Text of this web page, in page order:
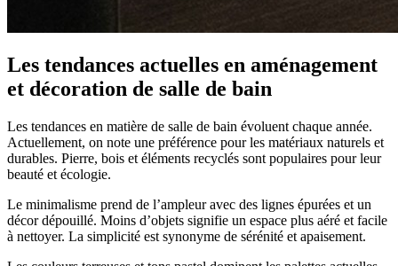
Les tendances actuelles en aménagement
et décoration de salle de bain
Les tendances en matière de salle de bain évoluent chaque année.
Actuellement, on note une préférence pour les matériaux naturels et
durables. Pierre, bois et éléments recyclés sont populaires pour leur
beauté et écologie.
Le minimalisme prend de l’ampleur avec des lignes épurées et un
décor dépouillé. Moins d’objets signifie un espace plus aéré et facile
à nettoyer. La simplicité est synonyme de sérénité et apaisement.